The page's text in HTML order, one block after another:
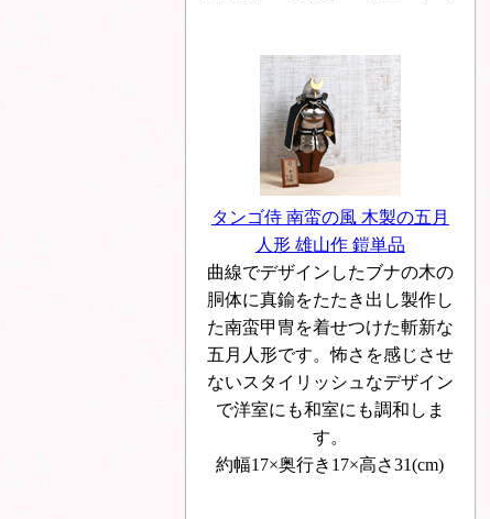
タンゴ侍 南蛮の風 木製の五月
人形 雄山作 鎧単品
曲線でデザインしたブナの木の
胴体に真鍮をたたき出し製作し
た南蛮甲冑を着せつけた斬新な
五月人形です。怖さを感じさせ
ないスタイリッシュなデザイン
で洋室にも和室にも調和しま
す。
約幅17×奥行き17×高さ31(cm)